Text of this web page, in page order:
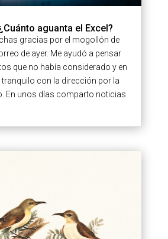
aguanta el Excel?
gracias por el mogollón de
de ayer. Me ayudó a pensar
que no había considerado y en
tranquilo con la dirección por la
En unos días comparto noticias